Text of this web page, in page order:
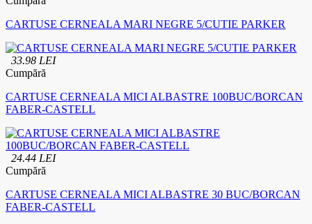
CARTUSE CERNEALA MARI NEGRE 5/CUTIE PARKER
33.98 LEI
Cumpără
CARTUSE CERNEALA MICI ALBASTRE 100BUC/BORCAN
FABER-CASTELL
24.44 LEI
Cumpără
CARTUSE CERNEALA MICI ALBASTRE 30 BUC/BORCAN
FABER-CASTELL